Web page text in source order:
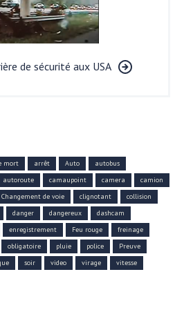
de sécurité aux USA
mort arrêt Auto
autobus
autoroute camaupoint camera
camion
Changement de voie clignotant
collision
danger dangereux
dashcam
enregistrement Feu rouge
freinage
obligatoire pluie police
Preuve
soir video virage
vitesse